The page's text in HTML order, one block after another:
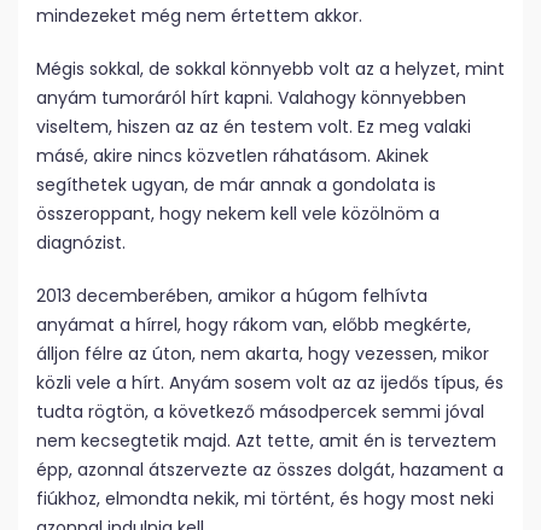
mindezeket még nem értettem akkor.
Mégis sokkal, de sokkal könnyebb volt az a helyzet, mint
anyám tumoráról hírt kapni. Valahogy könnyebben
viseltem, hiszen az az én testem volt. Ez meg valaki
másé, akire nincs közvetlen ráhatásom. Akinek
segíthetek ugyan, de már annak a gondolata is
összeroppant, hogy nekem kell vele közölnöm a
diagnózist.
2013 decemberében, amikor a húgom felhívta
anyámat a hírrel, hogy rákom van, előbb megkérte,
álljon félre az úton, nem akarta, hogy vezessen, mikor
közli vele a hírt. Anyám sosem volt az az ijedős típus, és
tudta rögtön, a következő másodpercek semmi jóval
nem kecsegtetik majd. Azt tette, amit én is terveztem
épp, azonnal átszervezte az összes dolgát, hazament a
fiúkhoz, elmondta nekik, mi történt, és hogy most neki